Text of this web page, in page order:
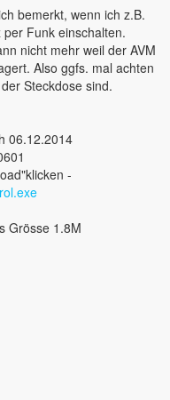
bemerkt, wenn ich z.B.
Funk einschalten.
nicht mehr weil der AVM
Also ggfs. mal achten
Steckdose sind.
06.12.2014
-
Grösse 1.8M